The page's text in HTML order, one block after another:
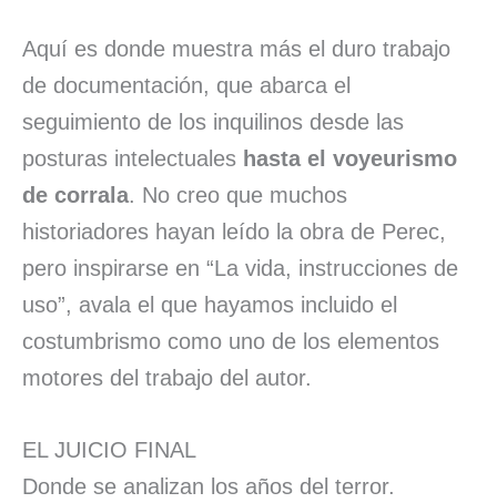
Aquí es donde muestra más el duro trabajo
de documentación, que abarca el
seguimiento de los inquilinos desde las
posturas intelectuales hasta el voyeurismo
de corrala. No creo que muchos
historiadores hayan leído la obra de Perec,
pero inspirarse en “La vida, instrucciones de
uso”, avala el que hayamos incluido el
costumbrismo como uno de los elementos
motores del trabajo del autor.
EL JUICIO FINAL
Donde se analizan los años del terror.